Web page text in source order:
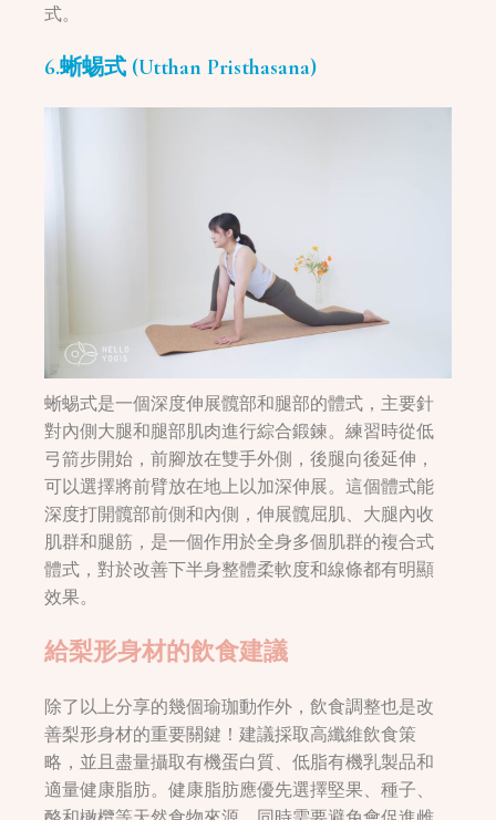
式。
6.蜥蜴式 (Utthan Pristhasana)
蜥蜴式是一個深度伸展髖部和腿部的體式，主要針
對內側大腿和腿部肌肉進行綜合鍛鍊。練習時從低
弓箭步開始，前腳放在雙手外側，後腿向後延伸，
可以選擇將前臂放在地上以加深伸展。這個體式能
深度打開髖部前側和內側，伸展髖屈肌、大腿內收
肌群和腿筋，是一個作用於全身多個肌群的複合式
體式，對於改善下半身整體柔軟度和線條都有明顯
效果。
給梨形身材的飲食建議
除了以上分享的幾個瑜珈動作外，飲食調整也是改
善梨形身材的重要關鍵！建議採取高纖維飲食策
略，並且盡量攝取有機蛋白質、低脂有機乳製品和
適量健康脂肪。健康脂肪應優先選擇堅果、種子、